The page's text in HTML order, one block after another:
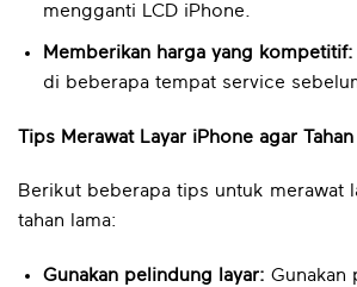
mengganti LCD iPhone.
Memberikan harga yang kompetitif:
di beberapa tempat service
Tips Merawat Layar iPhone agar Tahan
Berikut beberapa tips untuk merawat
tahan lama:
Gunakan pelindung layar: Gunakan